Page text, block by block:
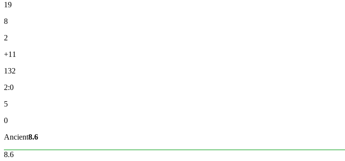
19
8
2
+11
132
2:0
5
0
Ancient8.6
8.6